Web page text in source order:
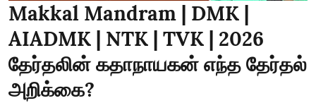
Makkal Mandram | DMK |
AIADMK | NTK | TVK | 2026
தேர்தலின் கதாநாயகன் எந்த தேர்தல்
அறிக்கை?